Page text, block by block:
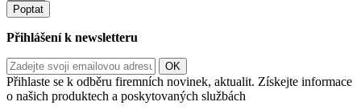
Poptat
Přihlášení k newsletteru
Přihlaste se k odběru firemních novinek, aktualit. Získejte informace
o našich produktech a poskytovaných službách